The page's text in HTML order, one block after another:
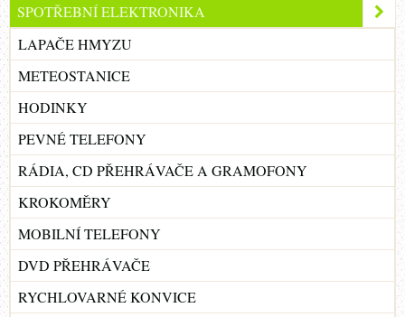
SPOTŘEBNÍ ELEKTRONIKA
LAPAČE HMYZU
METEOSTANICE
HODINKY
PEVNÉ TELEFONY
RÁDIA, CD PŘEHRÁVAČE A GRAMOFONY
KROKOMĚRY
MOBILNÍ TELEFONY
DVD PŘEHRÁVAČE
RYCHLOVARNÉ KONVICE